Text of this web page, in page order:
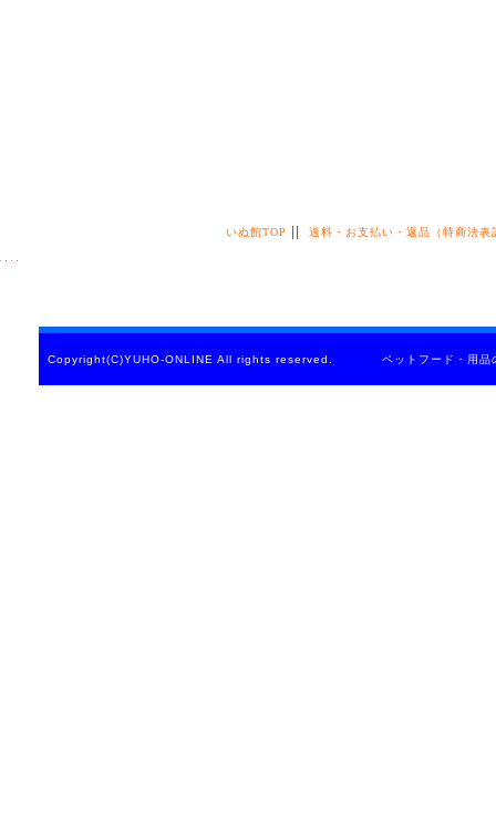
いぬ館TOP 送料・お支払い・返品（特商法表
Copyright(C)YUHO-ONLINE All rights reserved. ペットフード・用品